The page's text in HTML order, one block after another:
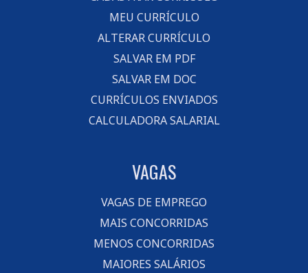
MEU CURRÍCULO
ALTERAR CURRÍCULO
SALVAR EM PDF
SALVAR EM DOC
CURRÍCULOS ENVIADOS
CALCULADORA SALARIAL
VAGAS
VAGAS DE EMPREGO
MAIS CONCORRIDAS
MENOS CONCORRIDAS
MAIORES SALÁRIOS